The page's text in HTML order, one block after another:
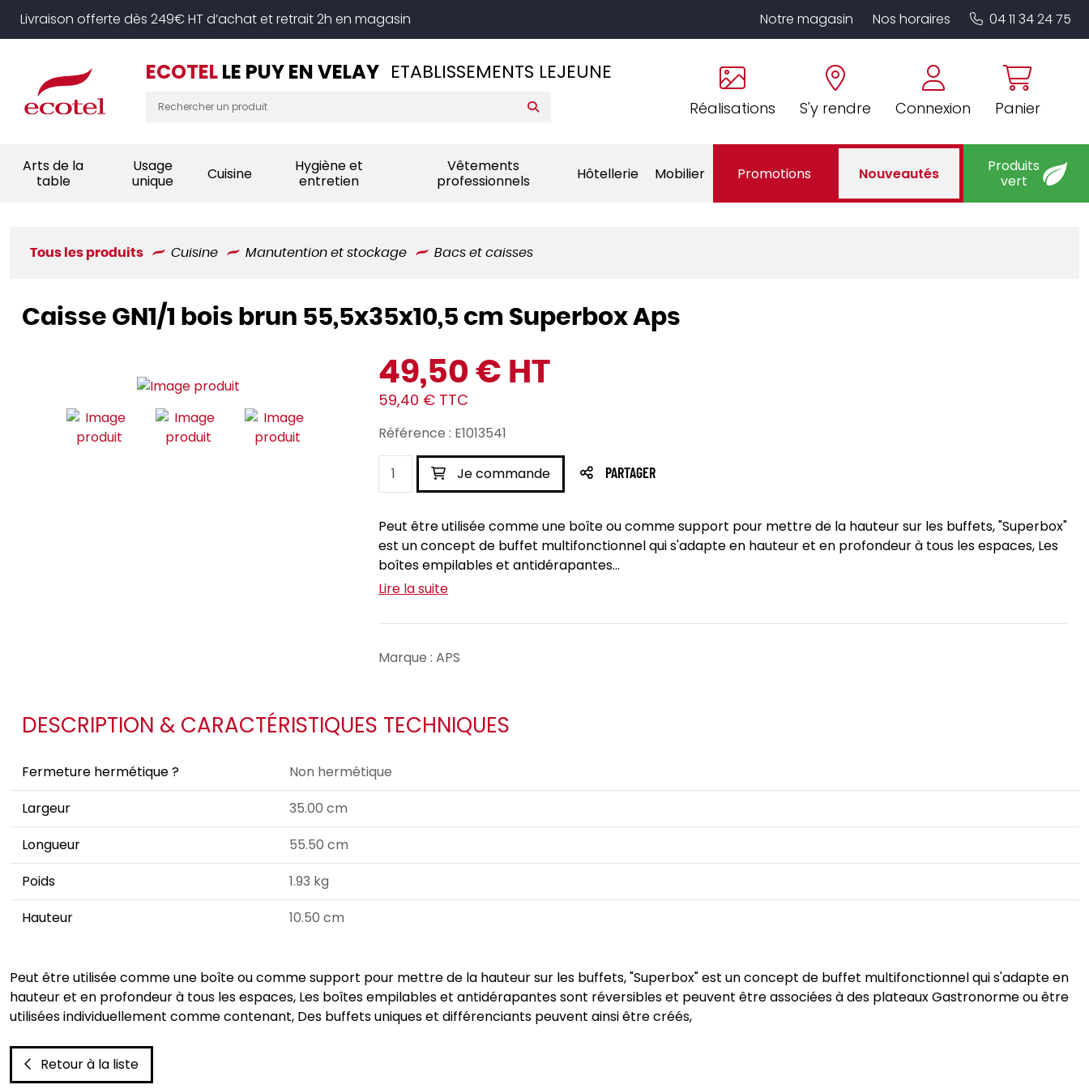
Livraison offerte dès 249€ HT d’achat et retrait 2h en magasin
Réalisations S'y rendre Connexion Panier
ECOTELLE PUY EN VELAY ETABLISSEMENTS LEJEUNE
Notre magasin Nos horaires 04 11 34 24 75
Arts de la
table
Usage
unique
Cuisine
Hygiène et
entretien
Vêtements
professionnels
Hôtellerie Mobilier Promotions Nouveautés
Produits
vert
Tous les produits Cuisine Manutention et stockage Bacs et caisses
Caisse GN1/1 bois brun 55,5x35x10,5 cm Superbox Aps
49,50 € HT
59,40 € TTC
Référence : E1013541
Je commande PARTAGER
Peut être utilisée comme une boîte ou comme support pour mettre de la hauteur sur les buffets, "Superbox"
est un concept de buffet multifonctionnel qui s'adapte en hauteur et en profondeur à tous les espaces, Les
boîtes empilables et antidérapantes...
Lire la suite
Marque : APS
DESCRIPTION & CARACTÉRISTIQUES TECHNIQUES
Fermeture hermétique ?
Non hermétique
Largeur
35.00 cm
Longueur
55.50 cm
Poids
1.93 kg
Hauteur
10.50 cm
Peut être utilisée comme une boîte ou comme support pour mettre de la hauteur sur les buffets, "Superbox" est un concept de buffet multifonctionnel qui s'adapte en
hauteur et en profondeur à tous les espaces, Les boîtes empilables et antidérapantes sont réversibles et peuvent être associées à des plateaux Gastronorme ou être
utilisées individuellement comme contenant, Des buffets uniques et différenciants peuvent ainsi être créés,
Retour à la liste
Panneau de gestion des cookies